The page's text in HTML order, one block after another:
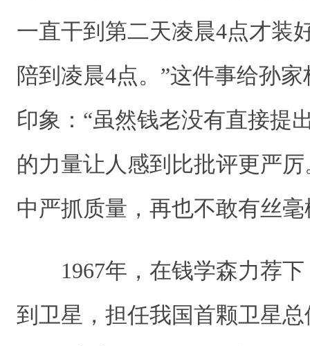
一直干到第二天凌晨4点才装
陪到凌晨4点。”这件事给孙
印象：“虽然钱老没有直接提
的力量让人感到比批评更严
中严抓质量，再也不敢有丝
1967年，在钱学森力荐下
到卫星，担任我国首颗卫星